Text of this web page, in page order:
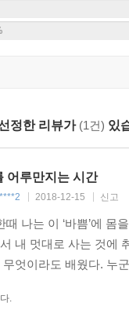
안이 노을 사라지듯
이 이내 불편한
에 있지 않을까요? ---
최대한 긍정적으로 받
지고 일반 대중은 큰
는 것 안에서도 좋은
에는 이 책을 읽는 독
정한 리뷰가 (1건) 있
어루만지는 시간
2018-12-15 신고
때 나는 이 ‘바쁨’에
내 멋대로 사는 것에
무엇이라도 배웠다. 누
.